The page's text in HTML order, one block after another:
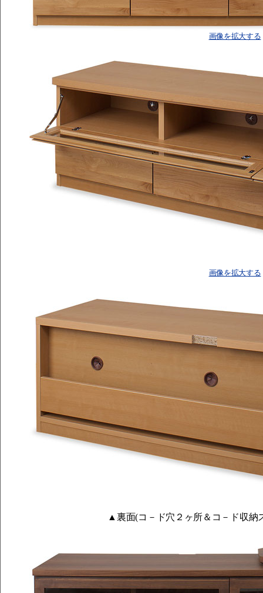
画像を拡大する
画像を拡大する
▲裏面(コ－ド穴２ヶ所＆コ－ド収納